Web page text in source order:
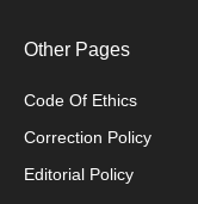
Other Pages
Code Of Ethics
Correction Policy
Editorial Policy